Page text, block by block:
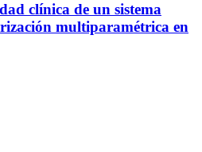
clínica de un sistema
multiparamétrica en